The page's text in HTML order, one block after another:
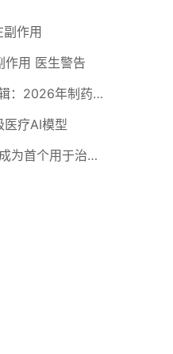
副作用
作用 医生警告
从AI设计到基因编辑：2026年制药领域重大突破
疗AI模型
达必妥在日本获批成为首个用于治疗慢性阻塞性肺病的生物制剂